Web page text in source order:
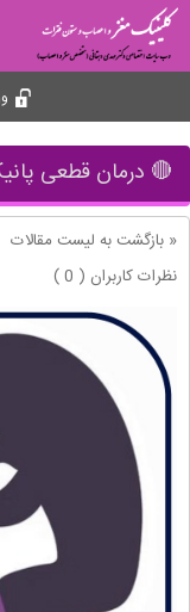
🔴 درمان قطعی
« بازگشت به لیست مقالات
نظرات کاربران ( 0 )